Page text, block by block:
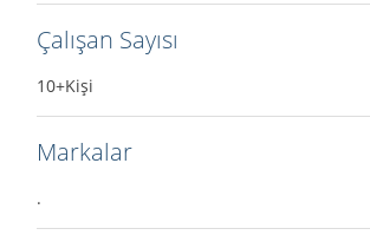
Çalışan Sayısı
10+Kişi
Markalar
.